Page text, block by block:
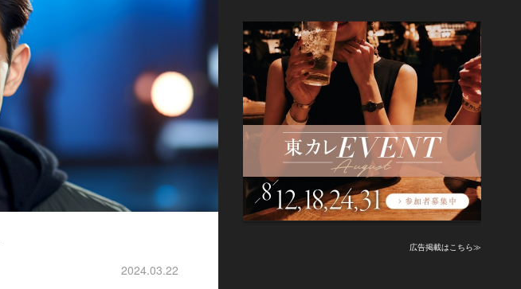
2024.03.22
広告掲載はこちら≫